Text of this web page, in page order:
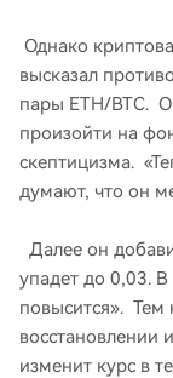
Однако
высказал
пары ETH/BTC.
произойти на
скептицизма.
думают, что он
Далее он
упадет до 0,03.
повысится». Тем
восстановлении
изменит курс в